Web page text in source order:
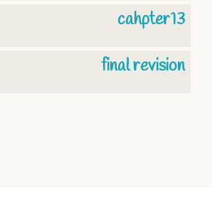
cahpter13
final revision